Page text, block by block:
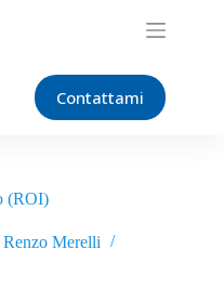
Contattami
(ROI)
Renzo Merelli